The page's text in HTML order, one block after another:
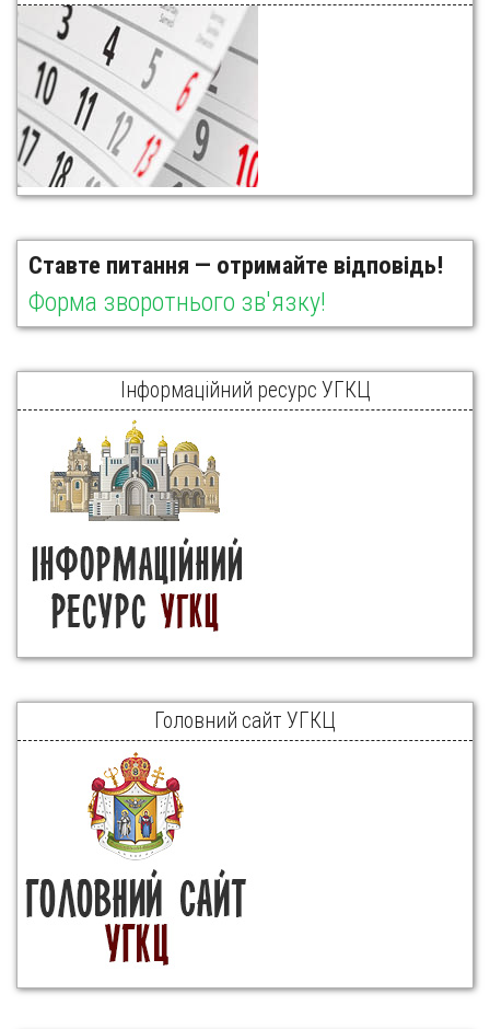
Ставте питання — отримайте відповідь!
Форма зворотнього зв'язку!
Інформаційний ресурс УГКЦ
Головний сайт УГКЦ